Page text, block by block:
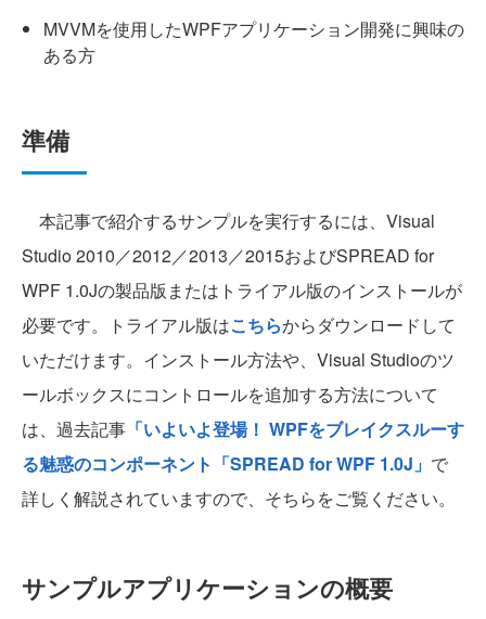
MVVMを使用したWPFアプリケーション開発に興味の
ある方
準備
本記事で紹介するサンプルを実行するには、Visual
Studio 2010／2012／2013／2015およびSPREAD for
WPF 1.0Jの製品版またはトライアル版のインストールが
必要です。トライアル版はこちらからダウンロードして
いただけます。インストール方法や、Visual Studioのツ
ールボックスにコントロールを追加する方法について
は、過去記事 「いよいよ登場！ WPFをブレイクスルーす
る魅惑のコンポーネント「SPREAD for WPF 1.0J」 で
詳しく解説されていますので、そちらをご覧ください。
サンプルアプリケーションの概要